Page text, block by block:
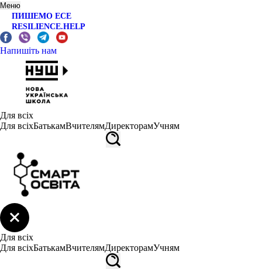
Меню
ПИШЕМО ЕСЕ
RESILIENCE.HELP
Напишіть нам
Для всіх
Для всіхБатькамВчителямДиректорамУчням
Для всіх
Для всіхБатькамВчителямДиректорамУчням